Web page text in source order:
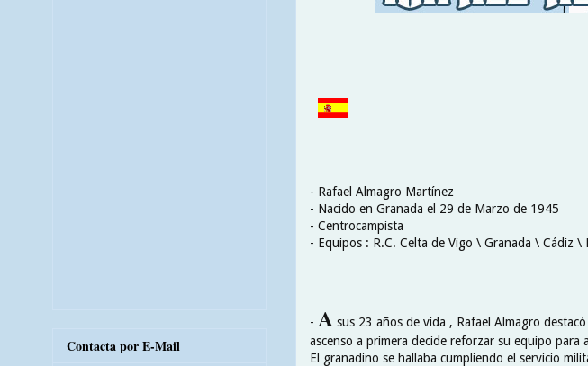
- Rafael Almagro Martínez
- Nacido en Granada el 29 de Marzo de 1945
- Centrocampista
- Equipos : R.C. Celta de Vigo \ Granada \ Cádiz \
- A sus 23 años de vida , Rafael Almagro
ascenso a primera decide reforzar su equipo para
El granadino se hallaba cumpliendo el servicio
Contacta por E-Mail